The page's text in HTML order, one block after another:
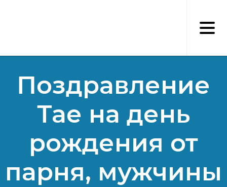
Поздравление
Тае на день
рождения от
парня, мужчины